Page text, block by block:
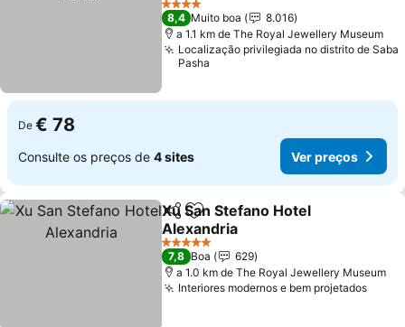
4 Estrelas
8,4 Muito boa
8.016
a 1.1 km de The Royal Jewellery Museum
Localização privilegiada no distrito de Saba
Pasha
De € 78
Consulte os preços de 4 sites Ver preços
PartilharAdicionar aos favoritos
Xu San Stefano Hotel
Alexandria
5 Estrelas
7,8 Boa
629
a 1.0 km de The Royal Jewellery Museum
Interiores modernos e bem projetados